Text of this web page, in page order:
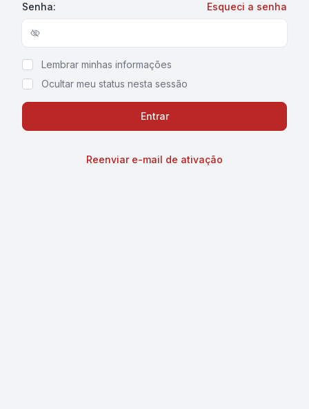
Senha: Esqueci a senha
Show/hide password
Lembrar minhas informações
Ocultar meu status nesta sessão
Reenviar e-mail de ativação